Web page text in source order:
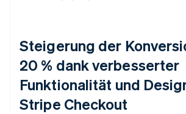
Steigerung der
20 % dank verbesserter
Funktionalität und
Stripe Checkout